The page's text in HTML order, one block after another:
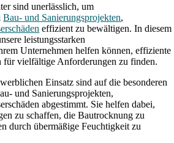
sind unerlässlich, um
Bau- und Sanierungsprojekten,
effizient zu bewältigen. In diesem
leistungsstarken
Unternehmen helfen können, effiziente
für vielfältige Anforderungen zu finden.
Einsatz sind auf die besonderen
und Sanierungsprojekten,
abgestimmt. Sie helfen dabei,
zu schaffen, die Bautrocknung zu
durch übermäßige Feuchtigkeit zu